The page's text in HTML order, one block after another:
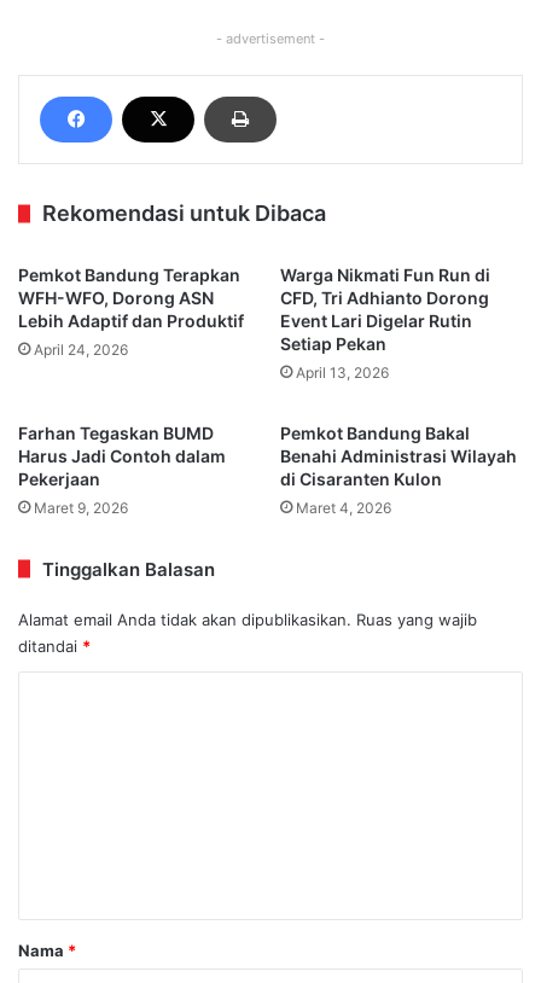
- advertisement -
Rekomendasi untuk Dibaca
Pemkot Bandung Terapkan
WFH-WFO, Dorong ASN
Lebih Adaptif dan Produktif
April 24, 2026
Warga Nikmati Fun Run di
CFD, Tri Adhianto Dorong
Event Lari Digelar Rutin
Setiap Pekan
April 13, 2026
Farhan Tegaskan BUMD
Harus Jadi Contoh dalam
Pekerjaan
Maret 9, 2026
Pemkot Bandung Bakal
Benahi Administrasi Wilayah
di Cisaranten Kulon
Maret 4, 2026
Tinggalkan Balasan
Alamat email Anda tidak akan dipublikasikan. Ruas yang wajib
ditandai *
rNama *